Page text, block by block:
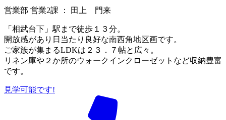
営業部 営業2課 ： 田上 門来
「相武台下」駅まで徒歩１３分。
開放感があり日当たり良好な南西角地区画です。
ご家族が集まるLDKは２３．７帖と広々。
リネン庫や２か所のウォークインクローゼットなど収納豊富
です。
見学可能です!